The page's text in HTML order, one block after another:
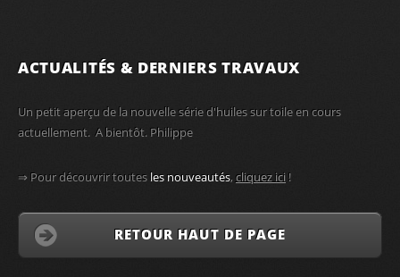
ACTUALITÉS & DERNIERS TRAVAUX
Un petit aperçu de la nouvelle série d'huiles sur toile en cours
actuellement. A bientôt. Philippe
⇒ Pour découvrir toutesles nouveautés, cliquez ici !
RETOUR HAUT DE PAGE